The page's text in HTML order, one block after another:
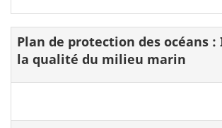
Plan de protection des océans
la qualité du milieu marin